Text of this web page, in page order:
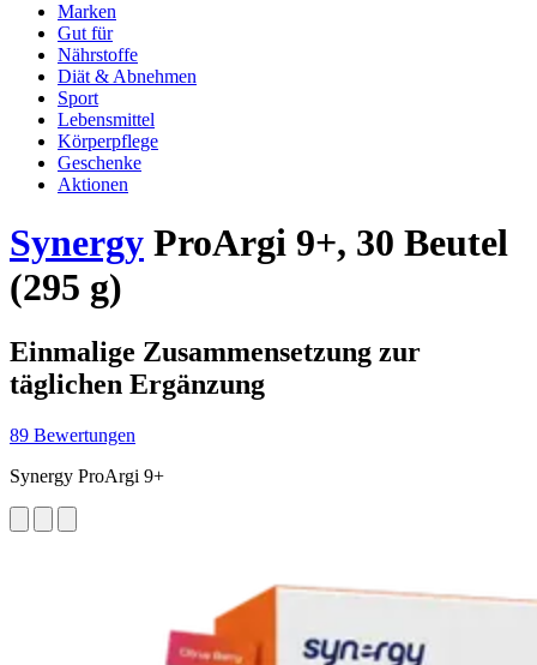
Marken
Gut für
Nährstoffe
Diät & Abnehmen
Sport
Lebensmittel
Körperpflege
Geschenke
Aktionen
Synergy ProArgi 9+, 30 Beutel
(295 g)
Einmalige Zusammensetzung zur
täglichen Ergänzung
89 Bewertungen
Synergy ProArgi 9+